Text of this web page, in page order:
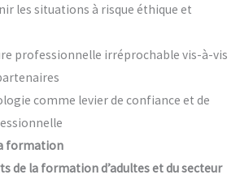
les situations à risque éthique et
professionnelle irréprochable vis-à-vis
comme levier de confiance et de
formation
de la formation d’adultes et du secteur